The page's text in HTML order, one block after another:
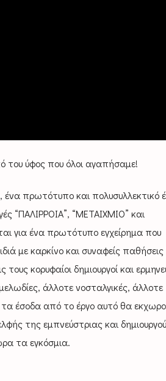
του ύφος που όλοι αγαπήσαμε!
ένα πρωτότυπο και πολυσυλλεκτικό
“ΠΑΛΙΡΡΟΙΑ”, “ΜΕΤΑΙΧΜΙΟ” και
για ένα πρωτότυπο εγχείρημα που
με καρκίνο και συναφείς
κορυφαίοι δημιουργοί και
άλλοτε νοσταλγικές, άλλοτε
έσοδα από το έργο αυτό θα
της εμπνεύστριας και
τα εγκόσμια.